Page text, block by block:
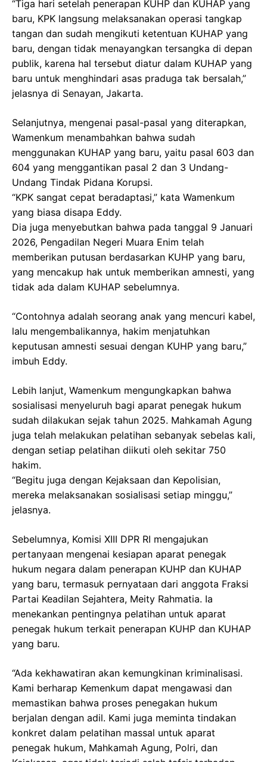
“Tiga hari setelah penerapan KUHP dan KUHAP yang
baru, KPK langsung melaksanakan operasi tangkap
tangan dan sudah mengikuti ketentuan KUHAP yang
baru, dengan tidak menayangkan tersangka di depan
publik, karena hal tersebut diatur dalam KUHAP yang
baru untuk menghindari asas praduga tak bersalah,”
jelasnya di Senayan, Jakarta.
Selanjutnya, mengenai pasal-pasal yang diterapkan,
Wamenkum menambahkan bahwa sudah
menggunakan KUHAP yang baru, yaitu pasal 603 dan
604 yang menggantikan pasal 2 dan 3 Undang-
Undang Tindak Pidana Korupsi.
“KPK sangat cepat beradaptasi,” kata Wamenkum
yang biasa disapa Eddy.
Dia juga menyebutkan bahwa pada tanggal 9 Januari
2026, Pengadilan Negeri Muara Enim telah
memberikan putusan berdasarkan KUHP yang baru,
yang mencakup hak untuk memberikan amnesti, yang
tidak ada dalam KUHAP sebelumnya.
“Contohnya adalah seorang anak yang mencuri kabel,
lalu mengembalikannya, hakim menjatuhkan
keputusan amnesti sesuai dengan KUHP yang baru,”
imbuh Eddy.
Lebih lanjut, Wamenkum mengungkapkan bahwa
sosialisasi menyeluruh bagi aparat penegak hukum
sudah dilakukan sejak tahun 2025. Mahkamah Agung
juga telah melakukan pelatihan sebanyak sebelas kali,
dengan setiap pelatihan diikuti oleh sekitar 750
hakim.
“Begitu juga dengan Kejaksaan dan Kepolisian,
mereka melaksanakan sosialisasi setiap minggu,”
jelasnya.
Sebelumnya, Komisi XIII DPR RI mengajukan
pertanyaan mengenai kesiapan aparat penegak
hukum negara dalam penerapan KUHP dan KUHAP
yang baru, termasuk pernyataan dari anggota Fraksi
Partai Keadilan Sejahtera, Meity Rahmatia. Ia
menekankan pentingnya pelatihan untuk aparat
penegak hukum terkait penerapan KUHP dan KUHAP
yang baru.
“Ada kekhawatiran akan kemungkinan kriminalisasi.
Kami berharap Kemenkum dapat mengawasi dan
memastikan bahwa proses penegakan hukum
berjalan dengan adil. Kami juga meminta tindakan
konkret dalam pelatihan massal untuk aparat
penegak hukum, Mahkamah Agung, Polri, dan